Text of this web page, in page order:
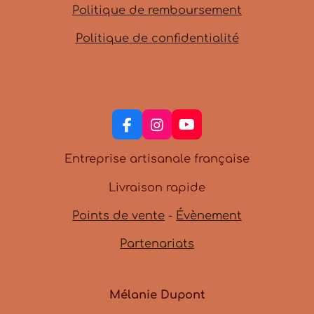
Politique de remboursement
Politique de confidentialité
F
a
c
b
k
I
n
s
a
a
Y
o
u
u
e
Entreprise artisanale française
Livraison rapide
Points de vente - Évènement
Partenariats
Mélanie Dupont